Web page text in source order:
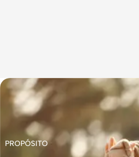
PROPÓSITO